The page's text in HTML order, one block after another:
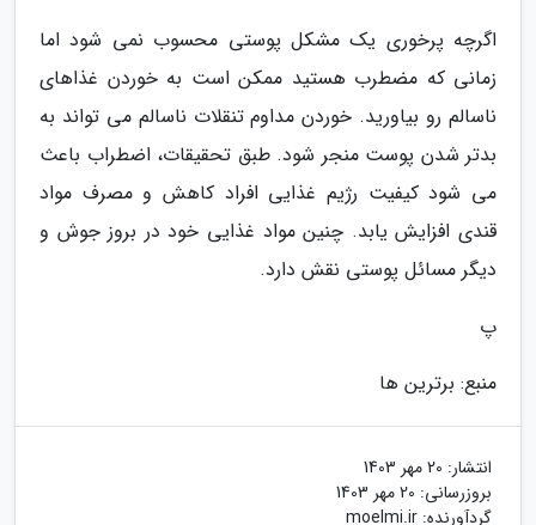
اگرچه پرخوری یک مشکل پوستی محسوب نمی شود اما
زمانی که مضطرب هستید ممکن است به خوردن غذاهای
ناسالم رو بیاورید. خوردن مداوم تنقلات ناسالم می تواند به
بدتر شدن پوست منجر شود. طبق تحقیقات، اضطراب باعث
می شود کیفیت رژیم غذایی افراد کاهش و مصرف مواد
قندی افزایش یابد. چنین مواد غذایی خود در بروز جوش و
دیگر مسائل پوستی نقش دارد.
پ
منبع: برترین ها
انتشار: 20 مهر 1403
بروزرسانی: 20 مهر 1403
گردآورنده: moelmi.ir